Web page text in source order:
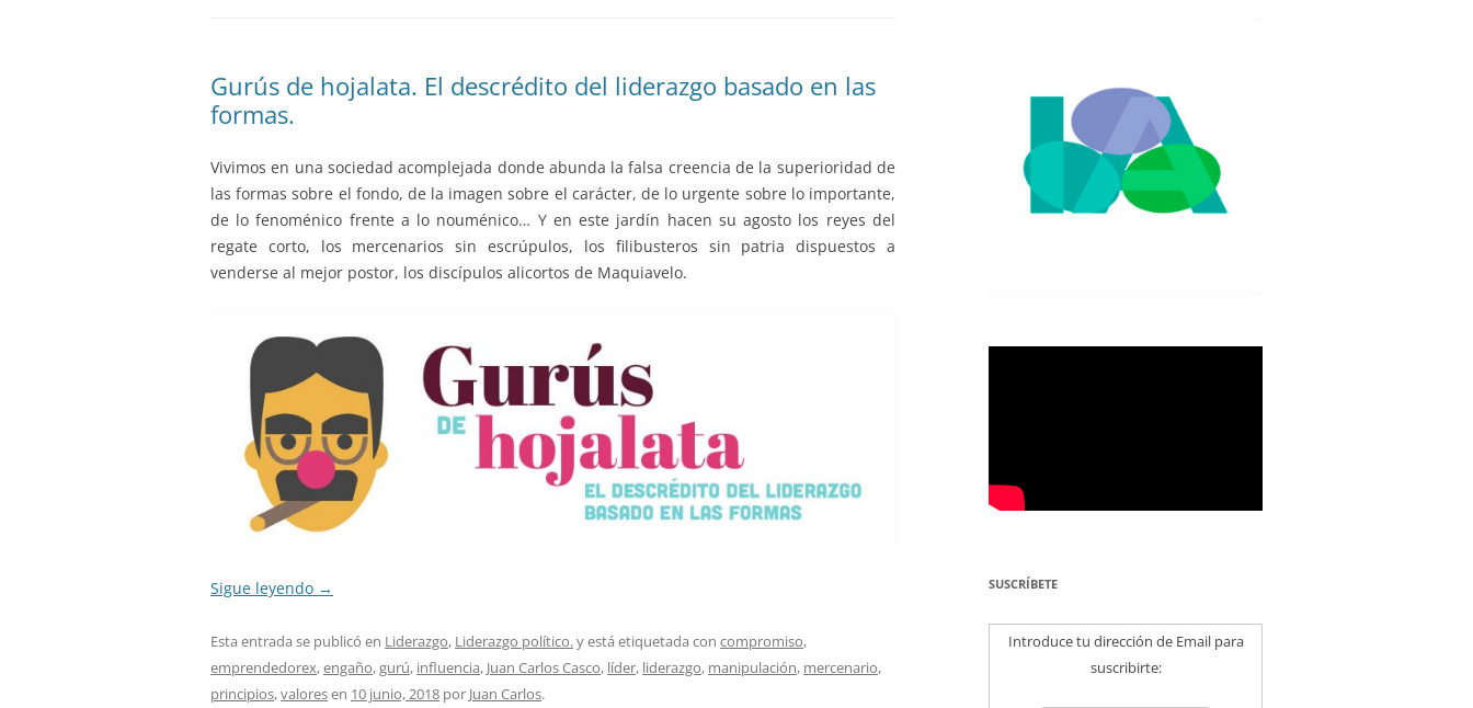
NUEVOS EMPRENDEDORES EN TU
PAÍS
GESTIÓN DEL CONOCIMIENTO EN
LAS ADMINITRACIONES PÚBLICAS
Gurús de hojalata. El descrédito del liderazgo basado en las
formas.
Vivimos en una sociedad acomplejada donde abunda la falsa creencia de la superioridad de
las formas sobre el fondo, de la imagen sobre el carácter, de lo urgente sobre lo importante,
de lo fenoménico frente a lo nouménico… Y en este jardín hacen su agosto los reyes del
regate corto, los mercenarios sin escrúpulos, los filibusteros sin patria dispuestos a
venderse al mejor postor, los discípulos alicortos de Maquiavelo.
Sigue leyendo →
Esta entrada se publicó en Liderazgo, Liderazgo político.y está etiquetada con compromiso,
emprendedorex,engaño,gurú, influencia, Juan Carlos Casco, líder, liderazgo, manipulación, mercenario,
principios,valoresen 10 junio, 2018 por Juan Carlos.
SUSCRÍBETE
Introduce tu dirección de Email para
suscribirte: